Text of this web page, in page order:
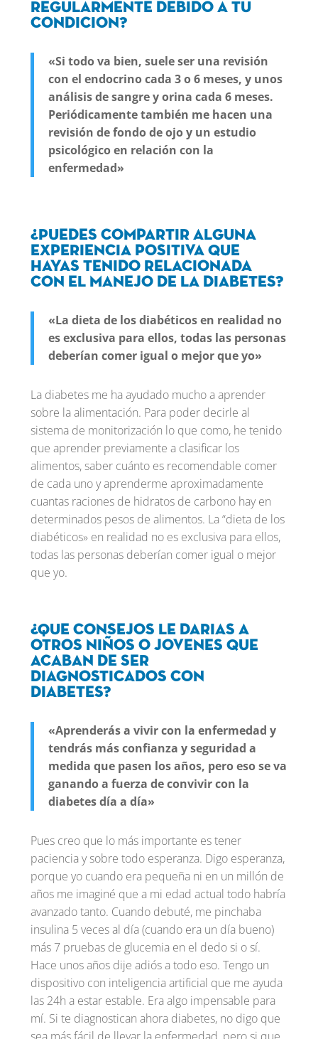
regularmente debido a tu
condicion?
«Si todo va bien, suele ser una revisión
con el endocrino cada 3 o 6 meses, y unos
análisis de sangre y orina cada 6 meses.
Periódicamente también me hacen una
revisión de fondo de ojo y un estudio
psicológico en relación con la
enfermedad»
¿Puedes compartir alguna
experiencia positiva que
hayas tenido relacionada
con el manejo de la diabetes?
«La dieta de los diabéticos en realidad no
es exclusiva para ellos, todas las personas
deberían comer igual o mejor que yo»
La diabetes me ha ayudado mucho a aprender
sobre la alimentación. Para poder decirle al
sistema de monitorización lo que como, he tenido
que aprender previamente a clasificar los
alimentos, saber cuánto es recomendable comer
de cada uno y aprenderme aproximadamente
cuantas raciones de hidratos de carbono hay en
determinados pesos de alimentos. La “dieta de los
diabéticos» en realidad no es exclusiva para ellos,
todas las personas deberían comer igual o mejor
que yo.
¿Que consejos le darias a
otros niños o jovenes que
acaban de ser
diagnosticados con
diabetes?
«Aprenderás a vivir con la enfermedad y
tendrás más confianza y seguridad a
medida que pasen los años, pero eso se va
ganando a fuerza de convivir con la
diabetes día a día»
Pues creo que lo más importante es tener
paciencia y sobre todo esperanza. Digo esperanza,
porque yo cuando era pequeña ni en un millón de
años me imaginé que a mi edad actual todo habría
avanzado tanto. Cuando debuté, me pinchaba
insulina 5 veces al día (cuando era un día bueno)
más 7 pruebas de glucemia en el dedo si o sí.
Hace unos años dije adiós a todo eso. Tengo un
dispositivo con inteligencia artificial que me ayuda
las 24h a estar estable. Era algo impensable para
mí. Si te diagnostican ahora diabetes, no digo que
sea más fácil de llevar la enfermedad, pero si que